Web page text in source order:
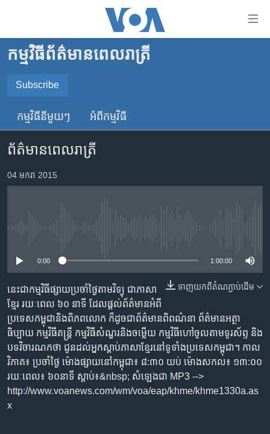
គេហទំព័រ​
ទាក់ទង
រំលង​
ទំព័រ​
ព័ត៌មាន​​
តែ​
ម្តង
រចនា
សម្ព័ន្ធ​
រំលង​
និង​
ចូល​
ទៅ​
កាន់​
ទំព័រ​
ស្វែង​
រក
កម្ពុជា
អន្តរជាតិ
ចិន
ហេឡូវីអូអេ
កម្ពុជាច្នៃប្រតិដ្ឋ
កម្មវិធីទាំងអស់
Khmer English
បណ្តាញ​សង្គម
ភាសា
កម្មវិធី​ព័ត៌មាន​ពេលរាត្រី
Subscribe
SUBSCRIBE
YouTube Music
កម្មវិធី​នីមួយៗ អំពី​កម្មវិធី​
ព័ត៌មានពេលរាត្រី
04 មករា 2015
0:00 1:00:00
ទាញ​យក​ពី​តំណភ្ជាប់​ដើម
នេះ​ជា​កម្ម​វិធី​ផ្សាយ​ប្រចាំ​ថ្ងៃ​តាម​វិទ្យុ ​ជាភាសា​
ខ្មែរ​ រយៈ​ពេល​ ៦០​ នាទី ដែល​ផ្តល់​ព័ត៌មាន​អំពី​
ប្រទេស​កម្ពុជា​និង​ពិភព​លោក ​ក៏ដូច​ជា​ព័ត៌មាន​ពិពណ៌នា ព័ត៌មាន​អត្ថា​
ធិប្បាយ​ កម្ម​វិធី​តន្ត្រី ​កម្មវិធី​សំណួរ​និង​ចម្លើយ​ កម្ម​វិធី​ហៅ​ចូល​តាម​ទូរ​ស័ព្ទ ​និង
បទ​វិចារណកថា​ ជូន​ដល់​អ្នក​ស្តាប់​ភាសា​ខ្មែរ​នៅ​ទូទាំង​ប្រទេស​កម្ពុជា។ កាល​
វិភាគ៖ ប្រចាំ​ថ្ងៃ ម៉ោង​ផ្សាយ​នៅ​កម្ពុជា៖ ៨:៣០ យប់ ម៉ោង​សកល៖ ១៣:០០
រយៈពេល៖ ៦០​នាទី ស្តាប់​៖&nbsp; សំឡេង​ជា MP3 -->
http://www.voanews.com/wm/voa/eap/khme/khme1330a.as
x